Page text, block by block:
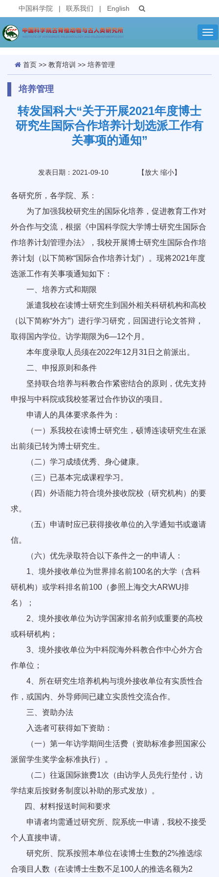
中国科学院 | 联系我们 | English
首页 >> 教育培训 >> 培养管理
培养管理
转发国科大“关于开展2021年度博士
研究生国际合作培养计划选派工作有
关事项的通知”
发表日期：2021-09-10 【放大 缩小】
各研究所，各学院、系：
为了加强我校研究生的国际化培养，促进教育工作对
外合作与交流，根据《中国科学院大学博士研究生国际合
作培养计划管理办法》，我校开展博士研究生国际合作培
养计划（以下简称“国际合作培养计划”）。现将2021年度
选派工作有关事项通知如下：
一、培养方式和期限
派遣我校在读博士研究生到国外相关科研机构和高校
（以下简称“外方”）进行学习研究，回国进行论文答辩，
取得国内学位。访学期限为6—12个月。
本年度录取人员须在2022年12月31日之前派出。
二、申报原则和条件
坚持联合培养与科教合作紧密结合的原则，优先支持
申报与中科院或我校签署过合作协议的项目。
申请人的具体要求条件为：
（一）系我校在读博士研究生，硕博连读研究生在派
出前须已转为博士研究生。
（二）学习成绩优秀、身心健康。
（三）已基本完成课程学习。
（四）外语能力符合境外接收院校（研究机构）的要
求。
（五）申请时应已获得接收单位的入学通知书或邀请
信。
（六）优先录取符合以下条件之一的申请人：
1、境外接收单位为世界排名前100名的大学（含科
研机构）或学科排名前100（参照上海交大ARWU排
名）；
2、境外接收单位为访学国家排名前列或重要的高校
或科研机构；
3、境外接收单位为中科院海外科教合作中心外方合
作单位；
4、所在研究生培养机构与境外接收单位有实质性合
作，或国内、外导师间已建立实质性交流合作。
三、资助办法
入选者可获得如下资助：
（一）第一年访学期间生活费（资助标准参照国家公
派留学生奖学金标准执行）。
（二）往返国际旅费1次（由访学人员先行垫付，访
学结束后按财务制度以补助的形式发放）。
四、材料报送时间和要求
申请者均需通过研究所、院系统一申请，我校不接受
个人直接申请。
研究所、院系按照本单位在读博士生数的2%推选综
合项目人数（在读博士生数不足100人的推选名额为2